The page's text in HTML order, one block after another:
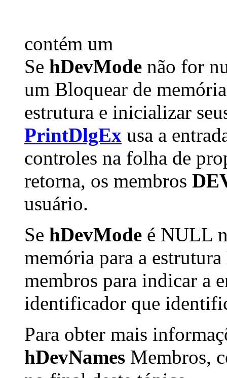
contém um
Se hDevMode não for
um Bloquear de
estrutura e inicializar
PrintDlgEx usa a
controles na folha de
retorna, os membros
usuário.
Se hDevMode é NULL
memória para a estrutura
membros para indicar a
identificador que
Para obter mais
hDevNames Membros,